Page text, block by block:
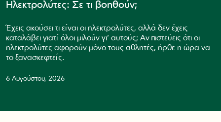
Ηλεκτρολύτες: Σε τι βοηθούν;
Έχεις ακούσει τι είναι οι ηλεκτρολύτες, αλλά δεν έχεις
καταλάβει γιατί όλοι μιλούν γι' αυτούς; Αν πιστεύεις ότι οι
ηλεκτρολύτες αφορούν μόνο τους αθλητές, ήρθε η ώρα να
το ξανασκεφτείς.
6 Αυγούστου, 2026